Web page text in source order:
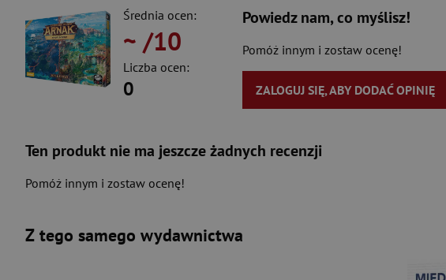
Średnia ocen:
~ /10
Liczba ocen:
0
Powiedz nam, co myślisz!
Pomóż innym i zostaw ocenę!
ZALOGUJ SIĘ, ABY DODAĆ OPINIĘ
Ten produkt nie ma jeszcze żadnych recenzji
Pomóż innym i zostaw ocenę!
Z tego samego wydawnictwa